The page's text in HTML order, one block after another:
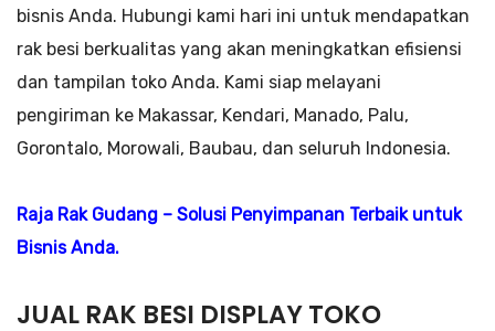
bisnis Anda. Hubungi kami hari ini untuk mendapatkan
rak besi berkualitas yang akan meningkatkan efisiensi
dan tampilan toko Anda. Kami siap melayani
pengiriman ke Makassar, Kendari, Manado, Palu,
Gorontalo, Morowali, Baubau, dan seluruh Indonesia.
Raja Rak Gudang – Solusi Penyimpanan Terbaik untuk
Bisnis Anda.
JUAL RAK BESI DISPLAY TOKO